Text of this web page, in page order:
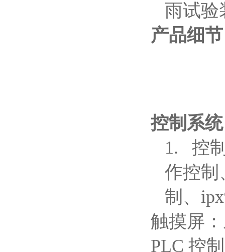
雨试验
产品细节
控制系统
1. 控
作控制
制、
触摸屏
PLC 控